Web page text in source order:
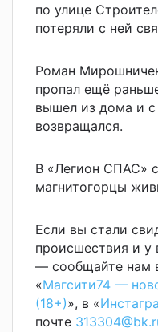
по улице
потеряли с ней
Роман
пропал ещё
вышел из дома и с
возвращался.
В «Легион СПАС»
магнитогорцы
Если вы стали
происшествия и у
— сообщайте нам
«Магсити74 —
(18+)», в «
почте